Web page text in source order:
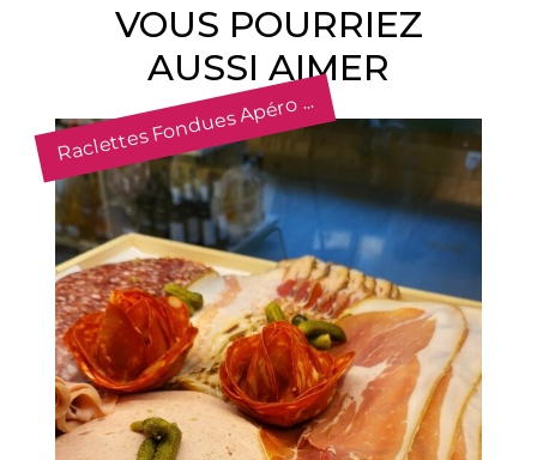
VOUS POURRIEZ
AUSSI AIMER
Raclettes Fondues Apéro ...